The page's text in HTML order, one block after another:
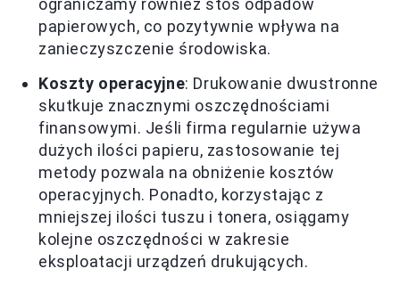
ograniczamy również stos odpadów
papierowych, co pozytywnie wpływa na
zanieczyszczenie środowiska.
Koszty operacyjne: Drukowanie dwustronne
skutkuje znacznymi oszczędnościami
finansowymi. Jeśli firma regularnie używa
dużych ilości papieru, zastosowanie tej
metody pozwala na obniżenie kosztów
operacyjnych. Ponadto, korzystając z
mniejszej ilości tuszu i tonera, osiągamy
kolejne oszczędności w zakresie
eksploatacji urządzeń drukujących.